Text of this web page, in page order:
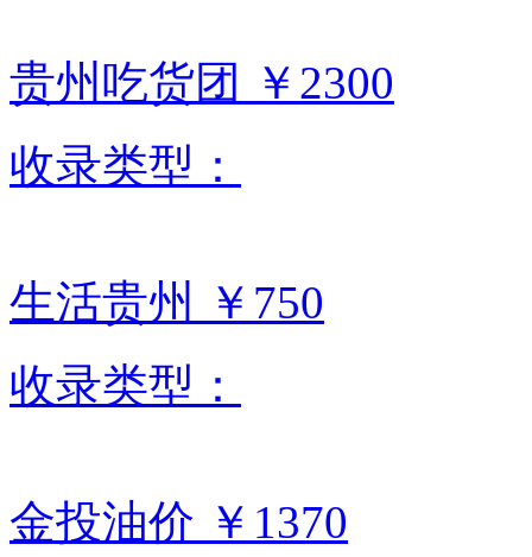
贵州吃货团
￥2300
收录类型：
生活贵州
￥750
收录类型：
金投油价 ￥1370